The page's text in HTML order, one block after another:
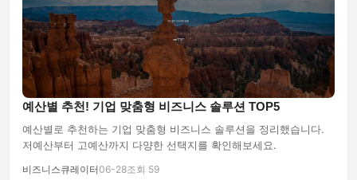
예산별 추천! 기업 맞춤형 비즈니스 솔루션 TOP5
예산별로 추천하는 기업 맞춤형 비즈니스 솔루션을 정리했습니다.
저예산부터 고예산까지 다양한 선택지를 확인해보세요.
비즈니스큐레이터06-28조회 59